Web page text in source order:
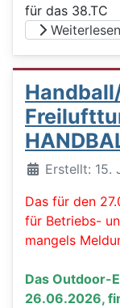
für das 38.TC
DetailsErstellt: 15.
Das für den
für Betriebs-
mangels
Das Outdoor-
26.06.2026,